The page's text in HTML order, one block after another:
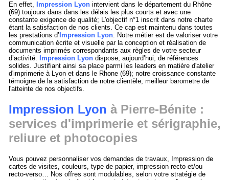
En effet, Impression Lyon intervient dans le département du Rhône
(69) toujours dans dans les délais les plus courts et avec une
constante exigence de qualité; L'objectif n°1 inscrit dans notre charte
étant la satisfaction de nos clients. Ce cap est maintenu dans toutes
les prestations d’ Impression Lyon. Notre métier est de valoriser votre
communication écrite et visuelle par la conception et réalisation de
documents imprimés correspondants aux règles de votre secteur
d’activité. Impression Lyon dispose, aujourd’hui, de références
solides. Justifiant ainsi sa place parmi les leaders en matière d'atelier
d'imprimerie à Lyon et dans le Rhone (69); notre croissance constante
témoigne de la satisfaction de notre clientèle, meilleur barometre de
l'atteinte de nos objectifs.
Impression Lyon à Pierre-Bénite :
services d'imprimerie et sérigraphie,
reliure et photocopies
Vous pouvez personnaliser vos demandes de travaux, Impression de
cartes de visites, couleurs, type de papier, impression recto et/ou
recto-verso… Nos offres sont modulables, selon votre stratégie de